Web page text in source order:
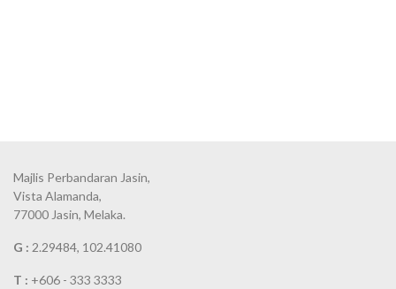
Majlis Perbandaran Jasin,
Vista Alamanda,
77000 Jasin, Melaka.
G : 2.29484, 102.41080
T : +606 - 333 3333